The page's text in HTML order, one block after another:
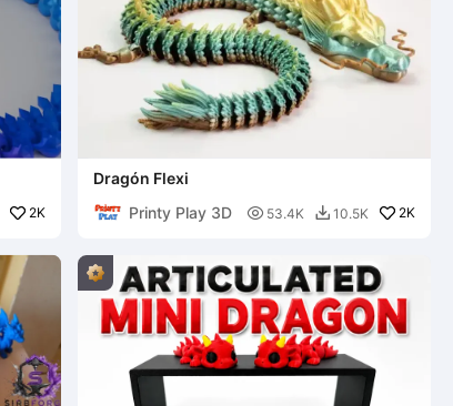
2K
Dragón Flexi
Printy Play 3D
 53.4K  10.5K 2K